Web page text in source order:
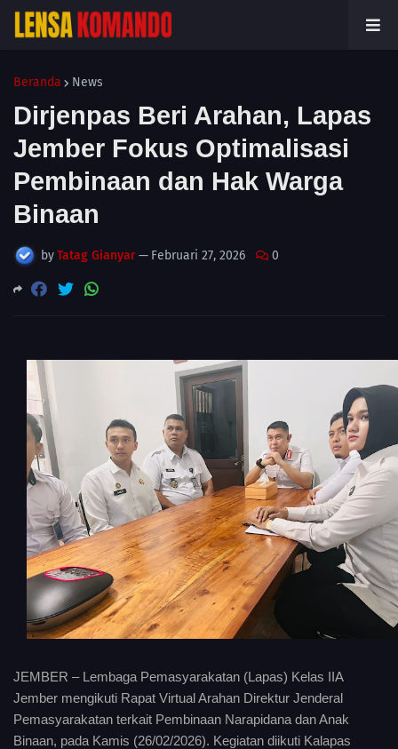
Beranda News
Dirjenpas Beri Arahan, Lapas
Jember Fokus Optimalisasi
Pembinaan dan Hak Warga
Binaan
byTatag Gianyar— Februari 27, 2026 0
JEMBER – Lembaga Pemasyarakatan (Lapas) Kelas IIA
Jember mengikuti Rapat Virtual Arahan Direktur Jenderal
Pemasyarakatan terkait Pembinaan Narapidana dan Anak
Binaan, pada Kamis (26/02/2026). Kegiatan diikuti Kalapas